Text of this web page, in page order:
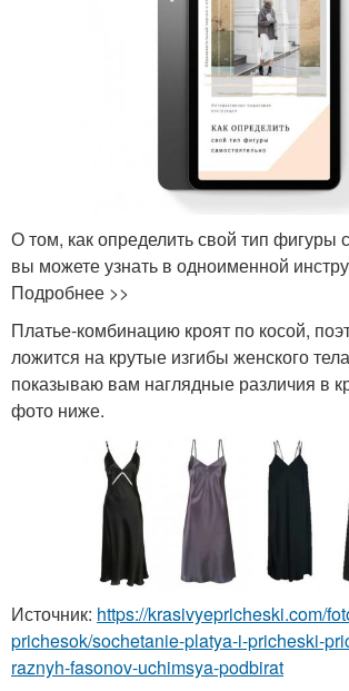
О том, как определить свой тип фигуры
вы можете узнать в одноименной
Подробнее >>
Платье-комбинацию кроят по косой,
ложится на крутые изгибы женского
показываю вам наглядные различия в
фото ниже.
Источник: https://krasivyepricheski.com/
prichesok/sochetanie-platya-i-pricheski-
raznyh-fasonov-uchimsya-podbirat